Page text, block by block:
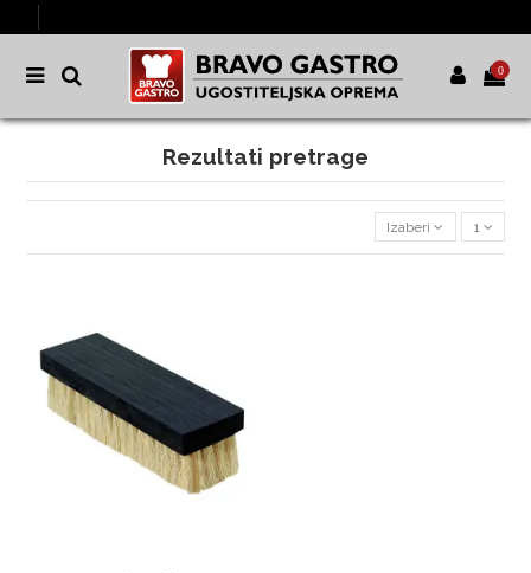
0
Rezultati pretrage
Izaberi 1